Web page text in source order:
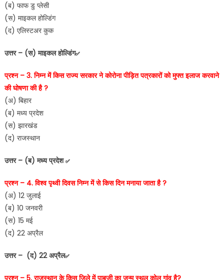
(ब) फाफ डु प्लेसी
(स) माइकल होल्डिंग
(द) एलिस्टअर कुक
उत्तर – (स) माइकल होल्डिंग✅
प्रश्न – 3. निम्न में किस राज्य सरकार ने कोरोना पीड़ित पत्रकारों को मुफ्त इलाज करवाने
की घोषणा की है ?
(अ) बिहार
(ब) मध्य प्रदेश
(स) झारखंड
(द) राजस्थान
उत्तर – (ब) मध्य प्रदेश ✅
प्रश्न – 4. विश्व पृथ्वी दिवस निम्न में से किस दिन मनाया जाता है ?
(अ) 12 जुलाई
(ब) 10 जनवरी
(स) 15 मई
(द) 22 अप्रैल
उत्तर – (द) 22 अप्रैल✅
प्रश्न – 5. राजस्थान के किस जिले में पाबूजी का जन्म स्थल कोलू गांव है?